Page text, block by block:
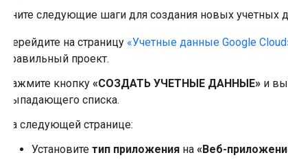
следующие шаги для создания новых учетных
Перейдите на страницу «Учетные данные Google
правильный проект.
Нажмите кнопку «СОЗДАТЬ УЧЕТНЫЕ ДАННЫЕ» и
выпадающего списка.
На следующей странице:
Установите тип приложения на «Веб-